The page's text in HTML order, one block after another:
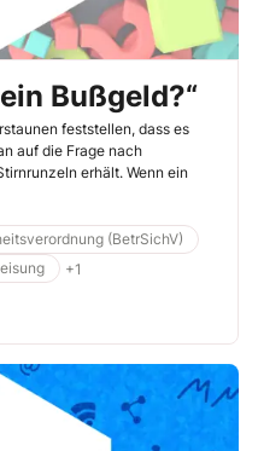
Bußgeld?“
feststellen, dass es
auf die Frage nach
erhält. Wenn ein
(BetrSichV)
+1